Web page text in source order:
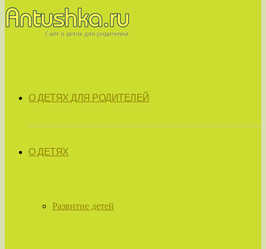
О ДЕТЯХ ДЛЯ РОДИТЕЛЕЙ
О ДЕТЯХ
Развитие детей